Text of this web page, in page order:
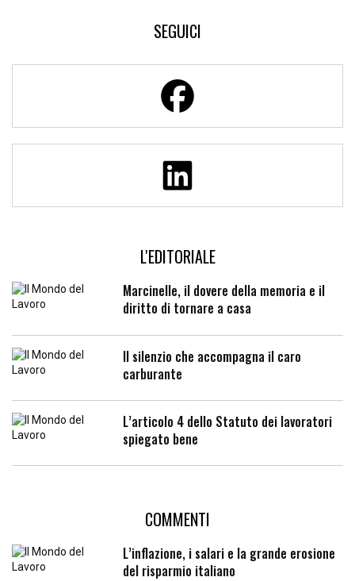
SEGUICI
L'EDITORIALE
Marcinelle, il dovere della memoria e il
diritto di tornare a casa
Il silenzio che accompagna il caro
carburante
L’articolo 4 dello Statuto dei lavoratori
spiegato bene
COMMENTI
L’inflazione, i salari e la grande erosione
del risparmio italiano